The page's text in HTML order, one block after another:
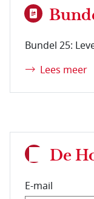
Bundel 25:
Lees meer
De
E-mail